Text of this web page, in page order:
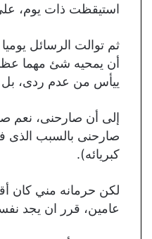
استيقظت ذات يوم،
ثم توالت الرسائل
أن يمحيه شئ مهما
ييأس من عدم ردى،
إلى أن صارحنى، نعم
صارحنى بالسبب الذى
كبريائه).
لكن حرمانه مني كان
عامين، قرر ان يجد